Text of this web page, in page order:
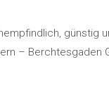
günstig
– Berchtesgaden